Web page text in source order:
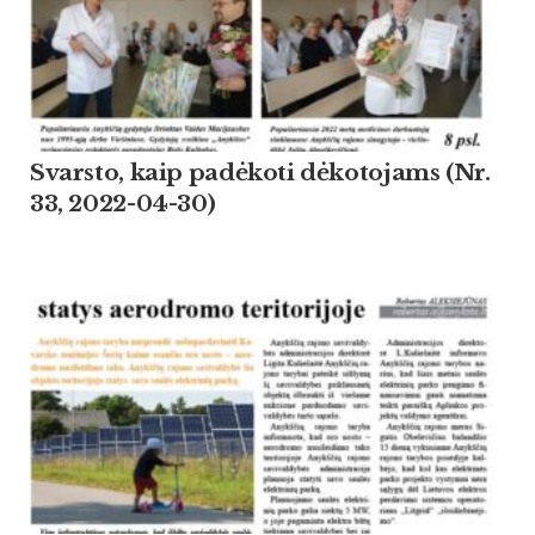
Svarsto, kaip padėkoti dėkotojams (Nr.
33, 2022-04-30)